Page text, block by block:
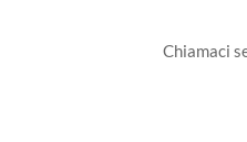
Chiamaci